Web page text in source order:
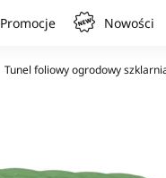
Promocje Nowości
Tunel foliowy ogrodowy